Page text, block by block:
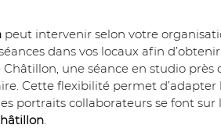
peut intervenir selon votre
dans vos locaux afin
une séance en studio
Cette flexibilité permet
portraits collaborateurs se font
.